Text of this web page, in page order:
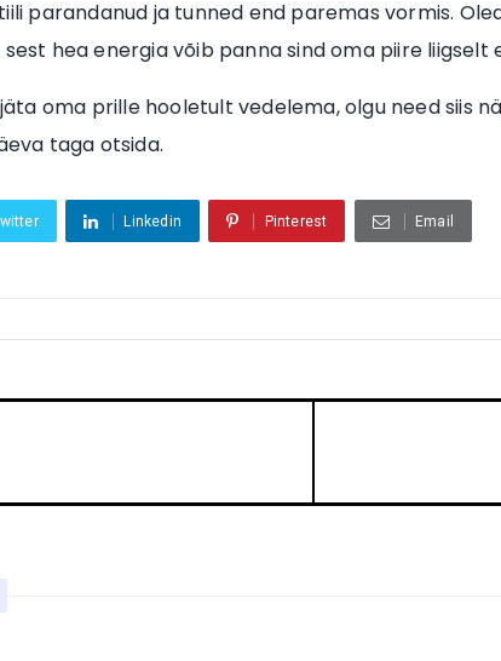
parandanud ja tunned end paremas vormis.
hea energia võib panna sind oma piire liigselt
oma prille hooletult vedelema, olgu need siis
taga otsida.
Linkedin Pinterest Email